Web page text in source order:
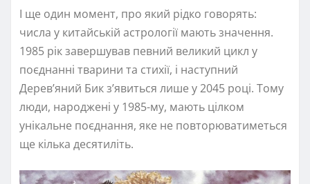
І ще один момент, про який рідко говорять:
числа у китайській астрології мають значення.
1985 рік завершував певний великий цикл у
поєднанні тварини та стихії, і наступний
Дерев’яний Бик з’явиться лише у 2045 році. Тому
люди, народжені у 1985-му, мають цілком
унікальне поєднання, яке не повторюватиметься
ще кілька десятиліть.